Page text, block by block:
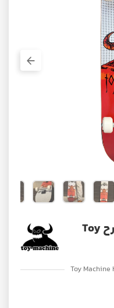
اسکیت‌برد کامل حرفه‌ای طرح Toy
Toy